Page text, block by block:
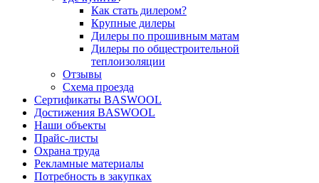
Как стать дилером?
Крупные дилеры
Дилеры по прошивным матам
Дилеры по общестроительной
теплоизоляции
Отзывы
Схема проезда
Сертификаты BASWOOL
Достижения BASWOOL
Наши объекты
Прайс-листы
Охрана труда
Рекламные материалы
Потребность в закупках